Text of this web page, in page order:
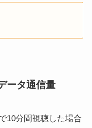
ータ通信量
10分間視聴した場合